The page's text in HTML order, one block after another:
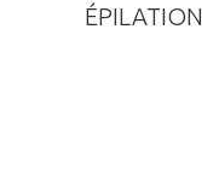
ÉPILATION